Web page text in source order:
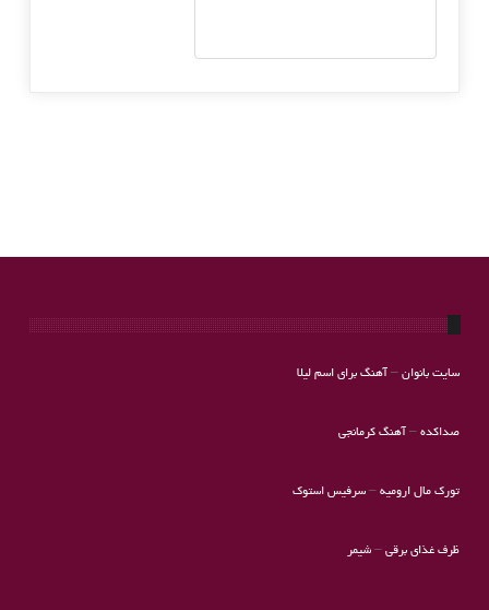
سایت بانوان– آهنگ برای اسم لیلا
صداکده– آهنگ کرمانجی
تورک مال ارومیه–سرفیس استوک
ظرف غذای برقی– شیمر